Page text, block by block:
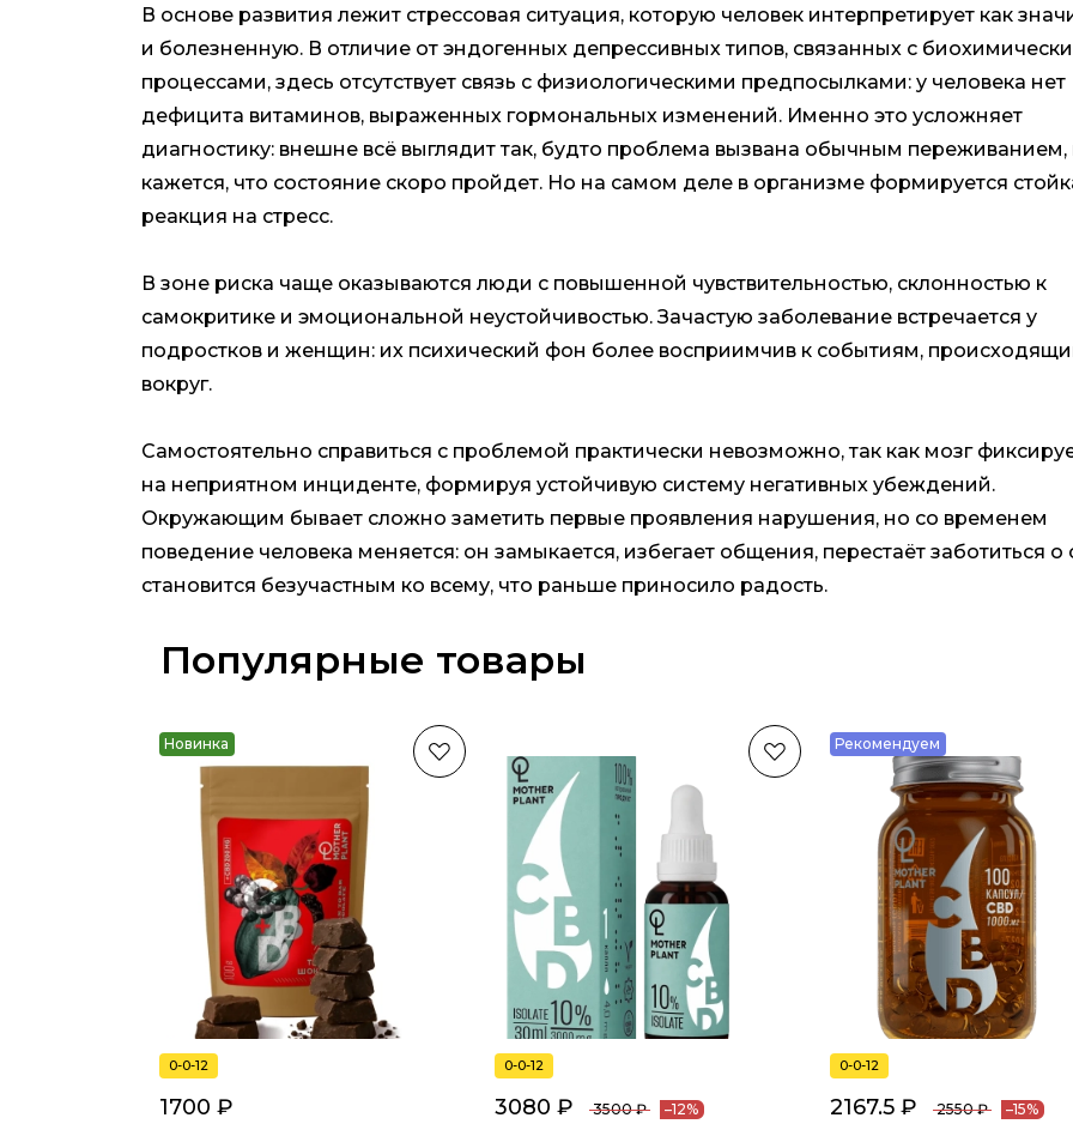
В основе развития лежит стрессовая ситуация, которую человек интерпретирует как
и болезненную. В отличие от эндогенных депрессивных типов, связанных с
процессами, здесь отсутствует связь с физиологическими предпосылками: у человека нет
дефицита витаминов, выраженных гормональных изменений. Именно это усложняет
диагностику: внешне всё выглядит так, будто проблема вызвана обычным переживанием,
кажется, что состояние скоро пройдет. Но на самом деле в организме формируется
реакция на стресс.
В зоне риска чаще оказываются люди с повышенной чувствительностью, склонностью к
самокритике и эмоциональной неустойчивостью. Зачастую заболевание встречается у
подростков и женщин: их психический фон более восприимчив к событиям,
вокруг.
Самостоятельно справиться с проблемой практически невозможно, так как мозг
на неприятном инциденте, формируя устойчивую систему негативных убеждений.
Окружающим бывает сложно заметить первые проявления нарушения, но со временем
поведение человека меняется: он замыкается, избегает общения, перестаёт заботиться о
становится безучастным ко всему, что раньше приносило радость.
Популярные товары
Новинка
0-0-12
1700 ₽
0-0-12
3080 ₽ 3500 ₽ –12%
Рекомендуем
0-0-12
2167.5 ₽ 2550 ₽ –15%